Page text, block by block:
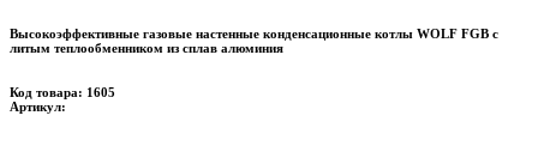
Высокоэффективные газовые настенные конденсационные котлы WOLF FGB с
литым теплообменником из сплав алюминия
Код товара: 1605
Артикул: